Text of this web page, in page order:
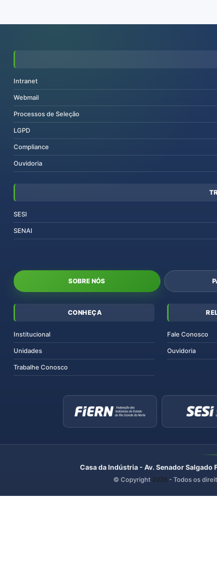
Intranet
Webmail
Processos de Seleção
LGPD
Compliance
Ouvidoria
SESI
SENAI
SOBRE NÓS
CONHEÇA
Institucional
Unidades
Trabalhe Conosco
Fale Conosco
Ouvidoria
Casa da Indústria - Av. Senador
© Copyright 2026 - Todos os